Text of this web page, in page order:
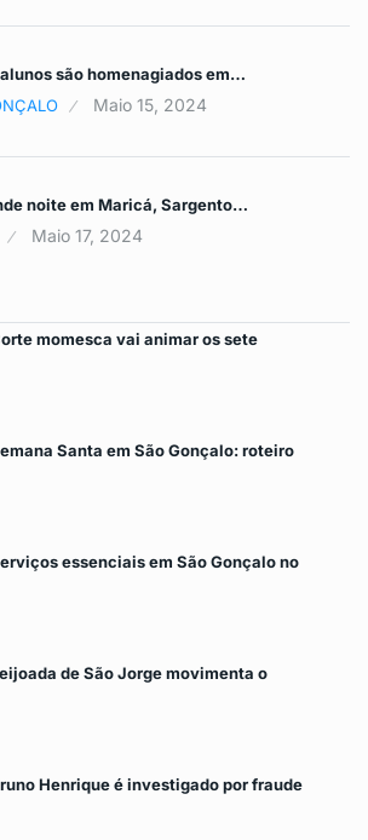
são homenagiados em…
Maio 15, 2024
noite em Maricá, Sargento…
Maio 17, 2024
momesca vai animar os sete
Santa em São Gonçalo: roteiro
essenciais em São Gonçalo no
de São Jorge movimenta o
Henrique é investigado por fraude